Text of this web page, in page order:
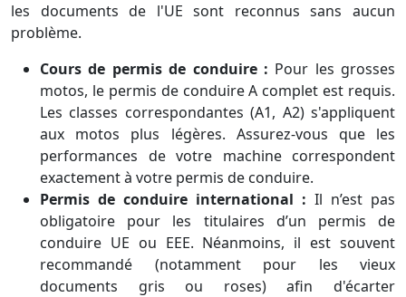
les documents de l'UE sont reconnus sans aucun
problème.
Cours de permis de conduire : Pour les grosses
motos, le permis de conduire A complet est requis.
Les classes correspondantes (A1, A2) s'appliquent
aux motos plus légères. Assurez-vous que les
performances de votre machine correspondent
exactement à votre permis de conduire.
Permis de conduire international : Il n’est pas
obligatoire pour les titulaires d’un permis de
conduire UE ou EEE. Néanmoins, il est souvent
recommandé (notamment pour les vieux
documents gris ou roses) afin d'écarter